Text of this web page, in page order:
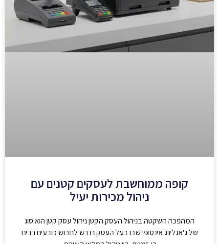
קופה ממוחשבת לעסקים קטנים עם
ניהול מכירות יעיל
המהפכה השקטה בניהול העסק הקטן ניהול עסק קטן הוא סוג
של ג'אגלינג אינסופי שבו בעל העסק נדרש לחבוש כובעים רבים